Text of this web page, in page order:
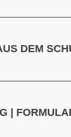
DEM
|